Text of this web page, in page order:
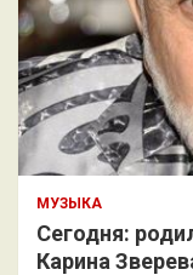
МУЗЫКА
Сегодня:
Карина